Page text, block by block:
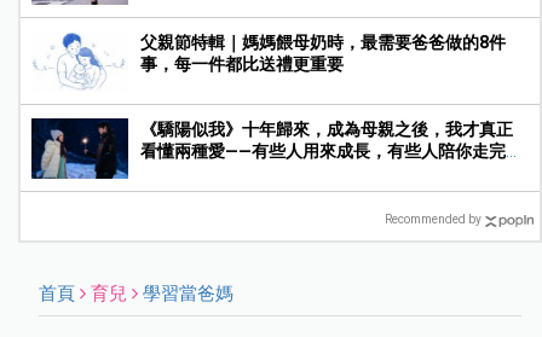
父親節特輯｜媽媽餵母奶時，最需要爸爸做的8件
事，每一件都比送禮更重要
《驕陽似我》十年歸來，成為母親之後，我才真正
看懂兩種愛——有些人用來成長，有些人陪你走完人
Recommended by
首頁 育兒 學習當爸媽